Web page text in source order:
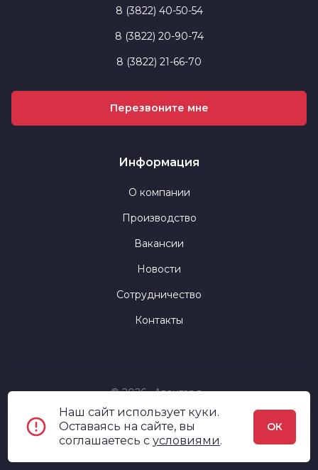
8 (3822) 40-50-54
8 (3822) 20-90-74
8 (3822) 21-66-70
Перезвоните мне
Информация
О компании
Производство
Вакансии
Новости
Сотрудничество
Контакты
© 2026 «Авангард»
Политика конфиденциальности
Пользовательское соглашение
Наш сайт использует куки.
Оставаясь на сайте, вы
соглашаетесь cусловиями.
ОК